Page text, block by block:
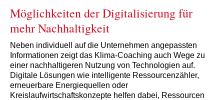
Möglichkeiten der Digitalisierung für
mehr Nachhaltigkeit
Neben individuell auf die Unternehmen angepassten
Informationen zeigt das Klima-Coaching auch Wege zu
einer nachhaltigeren Nutzung von Technologien auf.
Digitale Lösungen wie intelligente Ressourcenzähler,
erneuerbare Energiequellen oder
Kreislaufwirtschaftskonzepte helfen dabei, Ressourcen